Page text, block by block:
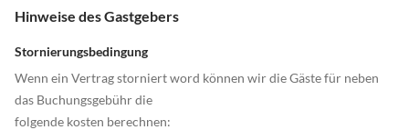
Hinweise des Gastgebers
Stornierungsbedingung
Wenn ein Vertrag storniert word können wir die Gäste für neben
das Buchungsgebühr die
folgende kosten berechnen: